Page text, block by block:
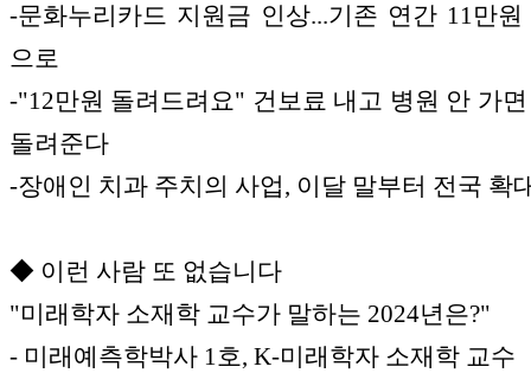
-문화누리카드 지원금 인상...기존 연간 11만
으로
-"12만원 돌려드려요" 건보료 내고 병원 안 가
돌려준다
-장애인 치과 주치의 사업, 이달 말부터 전국 확
◆ 이런 사람 또 없습니다
"미래학자 소재학 교수가 말하는 2024년은?"
- 미래예측학박사 1호, K-미래학자 소재학 교수